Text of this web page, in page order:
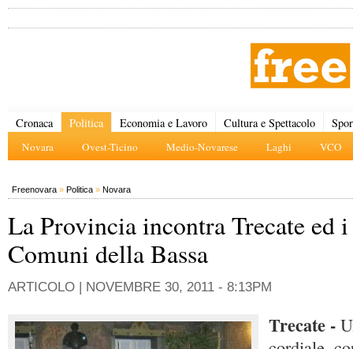
Cronaca Politica
Novara Ovest-Ticino Medio-Novarese Laghi VCO
Economia e Lavoro Cultura e Spettacolo
Freenovara » Politica » Novara
La Provincia incontra Trecate ed i
Comuni della Bassa
ARTICOLO | NOVEMBRE 30, 2011 - 8:13PM
Trecate -